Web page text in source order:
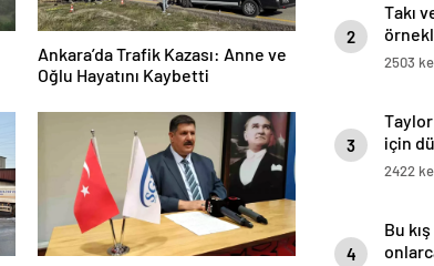
Ankara’da Trafik Kazası: Anne ve
Oğlu Hayatını Kaybetti
2
Takı
2503
3
için
2422
4
Bu